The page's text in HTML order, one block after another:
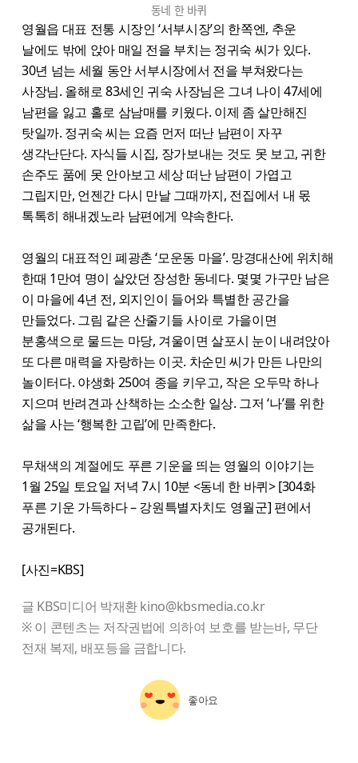
동네 한 바퀴
영월읍 대표 전통 시장인 ‘서부시장’의 한쪽엔, 추운
날에도 밖에 앉아 매일 전을 부치는 정귀숙 씨가 있다.
30년 넘는 세월 동안 서부시장에서 전을 부쳐왔다는
사장님. 올해로 83세인 귀숙 사장님은 그녀 나이 47세에
남편을 잃고 홀로 삼남매를 키웠다. 이제 좀 살만해진
탓일까. 정귀숙 씨는 요즘 먼저 떠난 남편이 자꾸
생각난단다. 자식들 시집, 장가보내는 것도 못 보고, 귀한
손주도 품에 못 안아보고 세상 떠난 남편이 가엽고
그립지만, 언젠간 다시 만날 그때까지, 전집에서 내 몫
톡톡히 해내겠노라 남편에게 약속한다.
영월의 대표적인 폐광촌 ‘모운동 마을’. 망경대산에 위치해
한때 1만여 명이 살았던 장성한 동네다. 몇몇 가구만 남은
이 마을에 4년 전, 외지인이 들어와 특별한 공간을
만들었다. 그림 같은 산줄기들 사이로 가을이면
분홍색으로 물드는 마당, 겨울이면 살포시 눈이 내려앉아
또 다른 매력을 자랑하는 이곳. 차순민 씨가 만든 나만의
놀이터다. 야생화 250여 종을 키우고, 작은 오두막 하나
지으며 반려견과 산책하는 소소한 일상. 그저 ‘나’를 위한
삶을 사는 ‘행복한 고립’에 만족한다.
무채색의 계절에도 푸른 기운을 띄는 영월의 이야기는
1월 25일 토요일 저녁 7시 10분 <동네 한 바퀴> [304화
푸른 기운 가득하다 – 강원특별자치도 영월군] 편에서
공개된다.
[사진=KBS]
글 KBS미디어 박재환 kino@kbsmedia.co.kr
※ 이 콘텐츠는 저작권법에 의하여 보호를 받는바, 무단
전재 복제, 배포등을 금합니다.
좋아요